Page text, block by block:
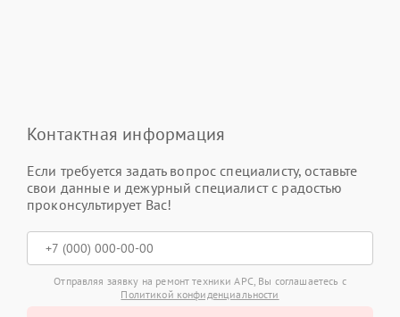
Контактная информация
Если требуется задать вопрос специалисту, оставьте
свои данные и дежурный специалист с радостью
проконсультирует Вас!
Отправляя заявку на ремонт техники APC, Вы соглашаетесь с
Политикой конфиденциальности